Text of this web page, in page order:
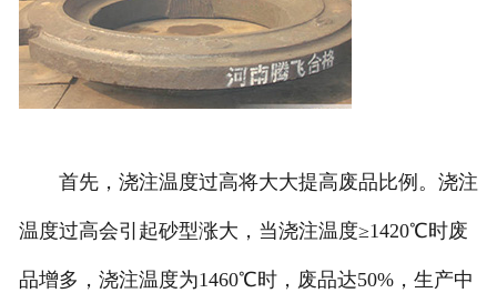
首先，浇注温度过高将大大提高废品比例。浇注
温度过高会引起砂型涨大，当浇注温度≥1420℃时废
品增多，浇注温度为1460℃时，废品达50%，生产中